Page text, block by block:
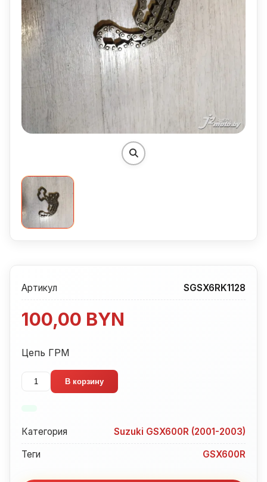
Артикул SGSX6RK1128
100,00 BYN
Цепь ГРМ
Количество
товара
Suzuki
GSX600R
В корзину
Категория
Suzuki GSX600R (2001-2003)
Теги
GSX600R